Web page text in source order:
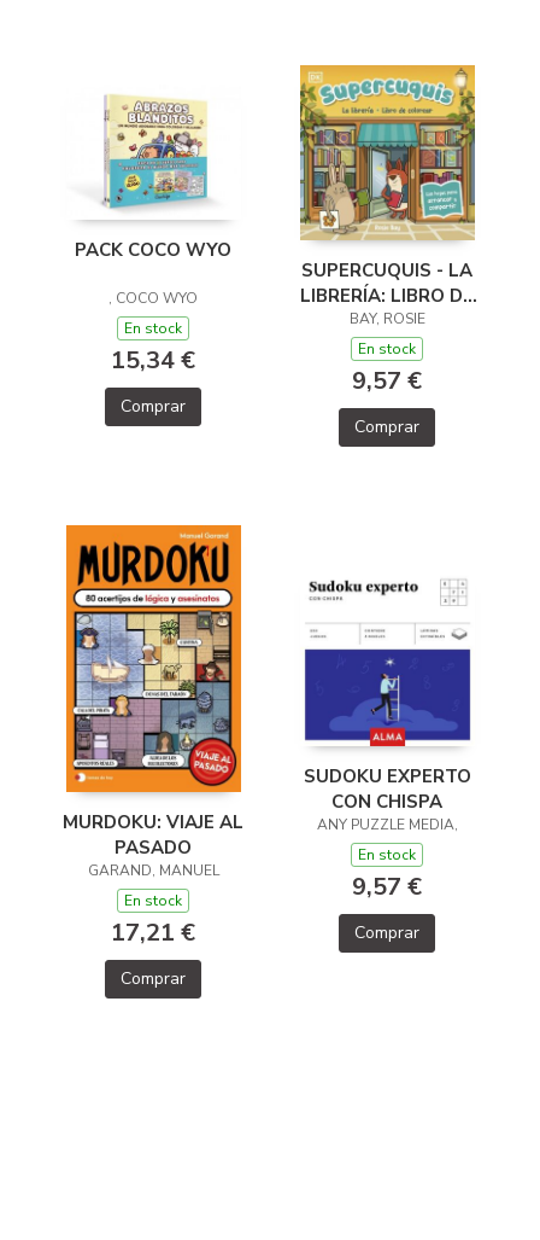
PACK COCO WYO
, COCO WYO
En stock
15,34 €
Comprar
SUPERCUQUIS - LA
LIBRERÍA: LIBRO DE
COLOREAR
BAY, ROSIE
En stock
9,57 €
Comprar
MURDOKU: VIAJE AL
PASADO
GARAND, MANUEL
En stock
17,21 €
Comprar
SUDOKU EXPERTO
CON CHISPA
ANY PUZZLE MEDIA,
En stock
9,57 €
Comprar